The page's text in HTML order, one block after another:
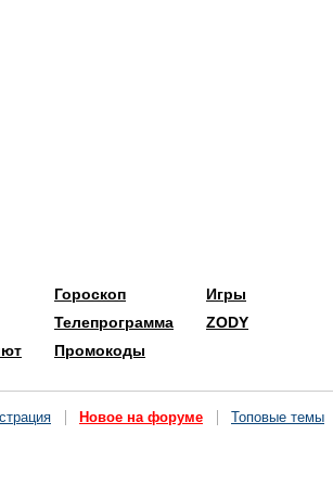
Гороскоп
Телепрограмма
Промокоды
Игры
ZODY
Новое на форуме Топовые темы